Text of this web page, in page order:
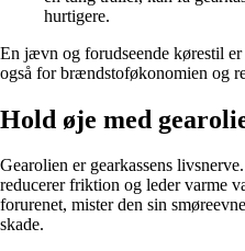
hurtigere.
En jævn og forudseende kørestil
også for brændstoføkonomien og
Hold øje med
Gearolien er gearkassens
reducerer friktion og leder varme
forurenet, mister den sin
skade.